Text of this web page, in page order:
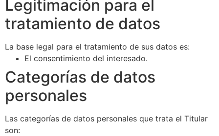
Legitimación para el
tratamiento de datos
La base legal para el tratamiento de sus datos es:
El consentimiento del interesado.
Categorías de datos
personales
Las categorías de datos personales que trata el Titular
son: